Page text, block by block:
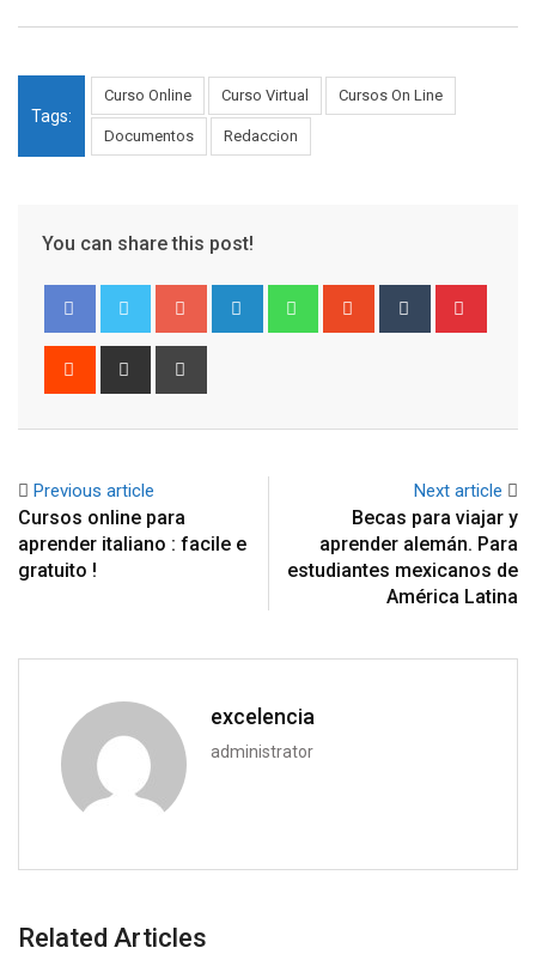
Tags:
Curso Online Curso Virtual Cursos On Line
Documentos Redaccion
You can share this post!
Google+ LinkedIn WhatsappStumbleUpon
Tumblr
Reddit
Share
Previous article
Cursos online para
aprender italiano : facile e
gratuito !
Next article
Becas para viajar y
aprender alemán. Para
estudiantes mexicanos de
América Latina
excelencia
administrator
Related Articles